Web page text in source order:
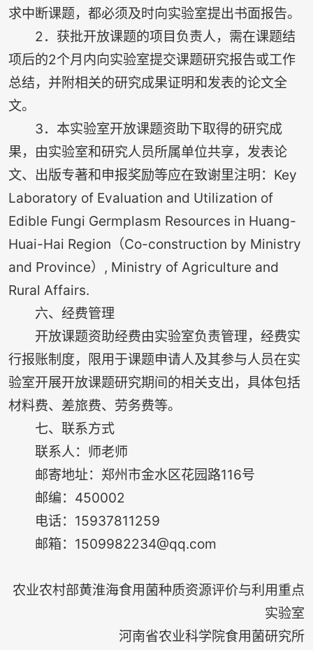
求中断课题，都必须及时向实验室提出书面报告。
2．获批开放课题的项目负责人，需在课题结
项后的2个月内向实验室提交课题研究报告或工作
总结，并附相关的研究成果证明和发表的论文全
文。
3．本实验室开放课题资助下取得的研究成
果，由实验室和研究人员所属单位共享，发表论
文、出版专著和申报奖励等应在致谢里注明：Key
Laboratory of Evaluation and Utilization of
Edible Fungi Germplasm Resources in Huang-
Huai-Hai Region（Co-construction by Ministry
and Province）, Ministry of Agriculture and
Rural Affairs.
六、经费管理
开放课题资助经费由实验室负责管理，经费实
行报账制度，限用于课题申请人及其参与人员在实
验室开展开放课题研究期间的相关支出，具体包括
材料费、差旅费、劳务费等。
七、联系方式
联系人：师老师
邮寄地址：郑州市金水区花园路116号
邮编：450002
电话：15937811259
邮箱：1509982234@qq.com
农业农村部黄淮海食用菌种质资源评价与利用重点
实验室
河南省农业科学院食用菌研究所